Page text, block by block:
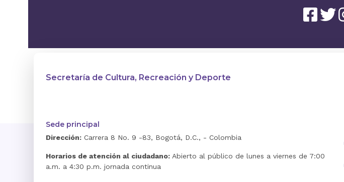
Secretaría de Cultura, Recreación y Deporte
Sede principal
Dirección: Carrera 8 No. 9 -83, Bogotá, D.C., - Colombia
Horarios de atención al ciudadano: Abierto al público de lunes a viernes de 7:00
a.m. a 4:30 p.m. jornada continua